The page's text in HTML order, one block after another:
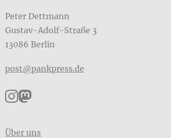
Peter Dettmann
Gustav-Adolf-Straße 3
13086 Berlin
post@pankpress.de
Pankpress auf Instagram
Pankpress auf Mastodon
Über uns